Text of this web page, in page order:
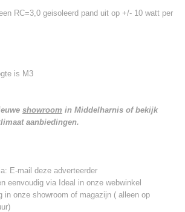
RC=3,0 geisoleerd pand uit op +/- 10 watt per
is M3
showroom in Middelharnis of bekijk
aanbiedingen.
E-mail deze adverteerder
eenvoudig via Ideal in onze webwinkel
in onze showroom of magazijn ( alleen op